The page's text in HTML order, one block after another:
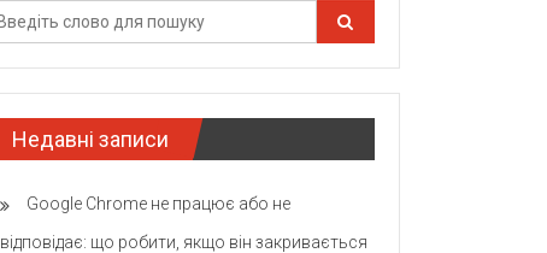
Недавні записи
Google Chrome не працює або не
відповідає: що робити, якщо він закривається